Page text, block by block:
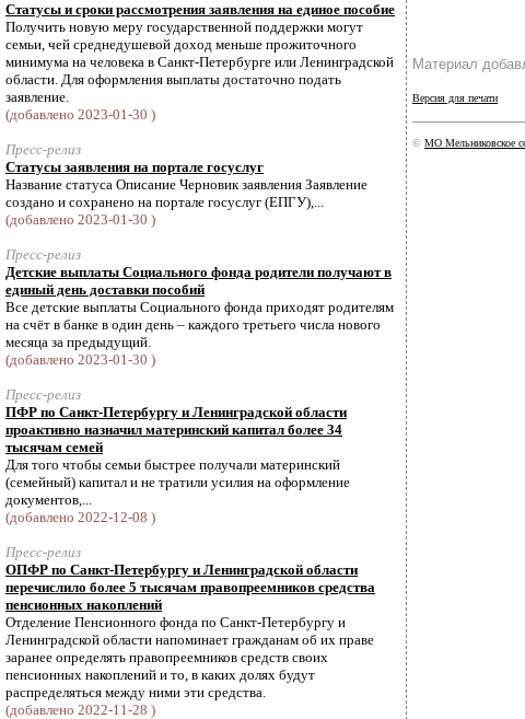
Статусы и сроки рассмотрения заявления на единое пособие
Получить новую меру государственной поддержки могут
семьи, чей среднедушевой доход меньше прожиточного
минимума на человека в Санкт-Петербурге или Ленинградской
области. Для оформления выплаты достаточно подать
заявление.
(добавлено 2023-01-30 )
Пресс-релиз
Статусы заявления на портале госуслуг
Название статуса Описание Черновик заявления Заявление
создано и сохранено на портале госуслуг (ЕПГУ),...
(добавлено 2023-01-30 )
Пресс-релиз
Детские выплаты Социального фонда родители получают в
единый день доставки пособий
Все детские выплаты Социального фонда приходят родителям
на счёт в банке в один день – каждого третьего числа нового
месяца за предыдущий.
(добавлено 2023-01-30 )
Пресс-релиз
ПФР по Санкт-Петербургу и Ленинградской области
проактивно назначил материнский капитал более 34
тысячам семей
Для того чтобы семьи быстрее получали материнский
(семейный) капитал и не тратили усилия на оформление
документов,...
(добавлено 2022-12-08 )
Пресс-релиз
ОПФР по Санкт-Петербургу и Ленинградской области
перечислило более 5 тысячам правопреемников средства
пенсионных накоплений
Отделение Пенсионного фонда по Санкт-Петербургу и
Ленинградской области напоминает гражданам об их праве
заранее определять правопреемников средств своих
пенсионных накоплений и то, в каких долях будут
распределяться между ними эти средства.
(добавлено 2022-11-28 )
Материал
Версия для печати
© МО Мельниковское